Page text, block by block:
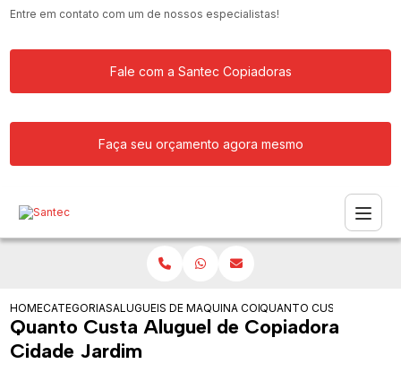
Entre em contato com um de nossos especialistas!
Fale com a Santec Copiadoras
Faça seu orçamento agora mesmo
HOMECATEGORIASALUGUEIS DE COPIADORASMAQUINA COPIADORA COLORIDA PARA
QUANTO CUSTA
Quanto Custa Aluguel de Copiadora
Cidade Jardim